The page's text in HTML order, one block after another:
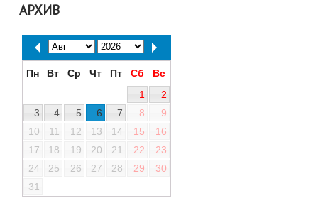
АРХИВ
Пн Вт Ср Чт Пт Сб
Вс
1
2
3
4 5 6 7 8
9
10
11 12 13 14 15
16
17
18 19 20 21 22
23
24
25 26 27 28 29
30
31